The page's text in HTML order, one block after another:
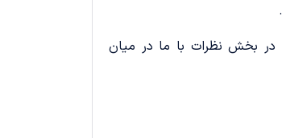
در بخش نظرات با ما در میان